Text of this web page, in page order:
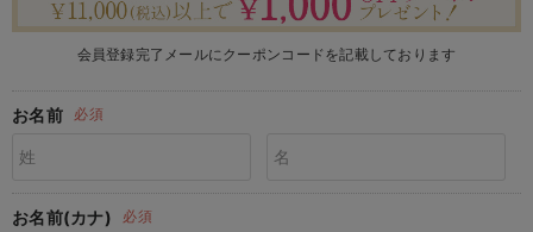
産後 ガードル インナー
Tシャツブラ
親子セット
快適機能ウェア特集 ボトムス
雑貨
セットアップ派
フォーマル / オケー
定番ギフト
あったか度◎
会員登録完了メールにクーポンコードを記載しております
お名前 必須
お名前(カナ) 必須